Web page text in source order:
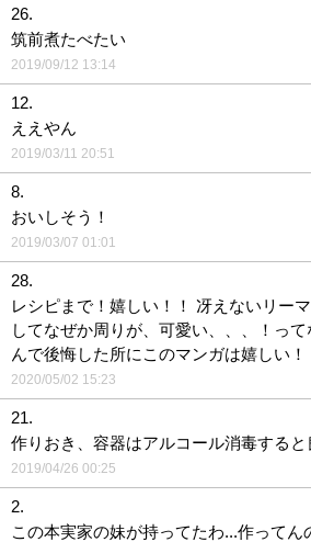
26.
筑前煮たべたい
2019/09/12 13:14
12.
ええやん
2019/03/11 20:51
8.
おいしそう！
2019/03/07 01:01
28.
レシピまで！嬉しい！！ 冴えないリー
してなぜか周りが、可愛い、、、！っ
んで後悔した所にこのマンガは嬉しい！
2020/05/02 15:23
21.
作りおき、容器はアルコール消毒する
2019/04/26 00:25
2.
この本実家の妹が持ってたわ...作ってん